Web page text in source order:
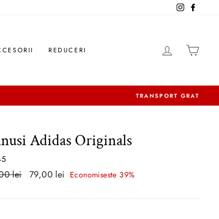
Instagram
REDUCERI
Adidas Originals
lei
Pret
79,00 lei Economiseste 39%